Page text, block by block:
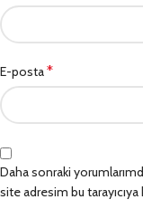
E-posta*
Daha sonraki
site adresim bu